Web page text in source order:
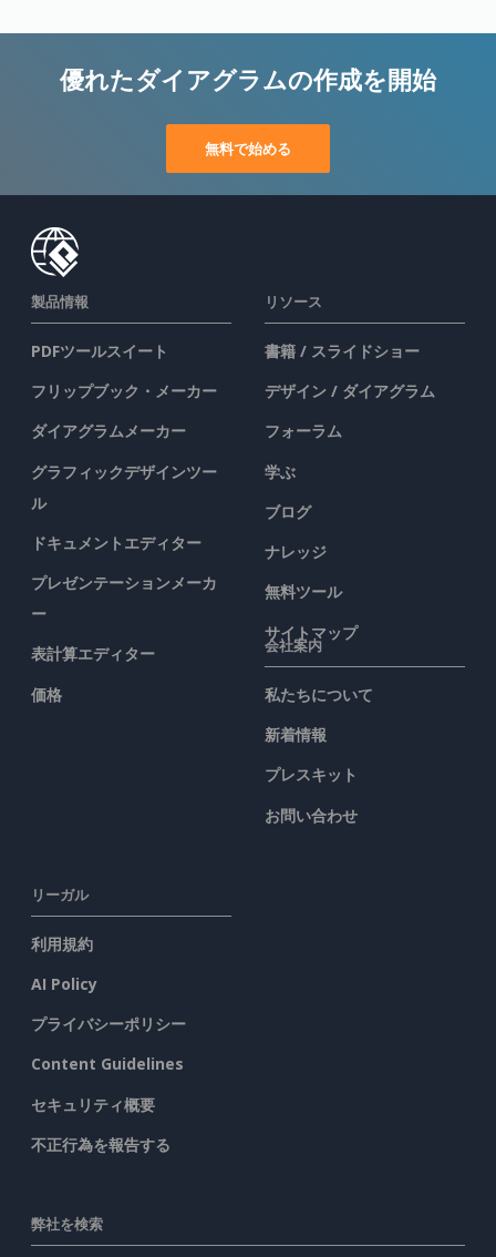
優れたダイアグラムの作成を開始
無料で始める
製品情報
PDFツールスイート
フリップブック・メーカー
ダイアグラムメーカー
グラフィックデザインツー
ル
ドキュメントエディター
プレゼンテーションメーカ
ー
表計算エディター
価格
リソース
書籍 / スライドショー
デザイン / ダイアグラム
フォーラム
学ぶ
ブログ
ナレッジ
無料ツール
サイトマップ
会社案内
私たちについて
新着情報
プレスキット
お問い合わせ
リーガル
利用規約
AI Policy
プライバシーポリシー
Content Guidelines
セキュリティ概要
不正行為を報告する
弊社を検索